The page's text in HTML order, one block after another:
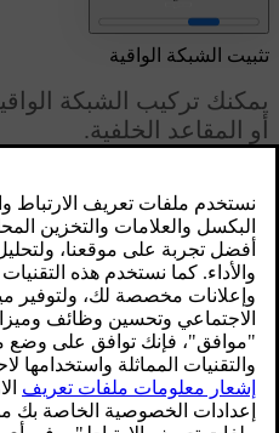
تسجيل الدخول
تثبيت الشبكة الواقية
يمكنك تركيب الشبكة
أو المقاعد الخلفية.